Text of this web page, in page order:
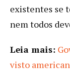
existentes se
nem todos
Leia mais:
visto